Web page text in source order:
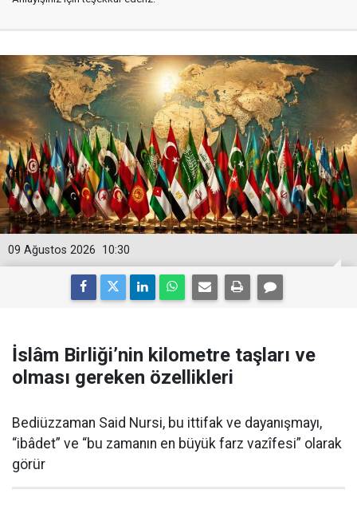
10:30
09 Ağustos 2026
İslâm Birliği’nin kilometre taşları ve
olması gereken özellikleri
Bediüzzaman Said Nursi, bu ittifak ve dayanışmayı,
“ibâdet” ve “bu zamanın en büyük farz vazîfesi” olarak
görür